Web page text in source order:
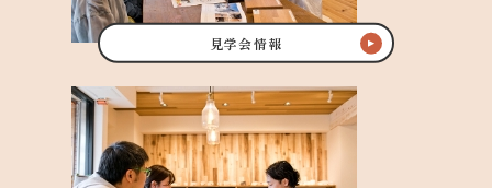
見学会情報